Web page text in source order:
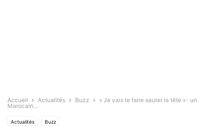
Accueil Actualités Buzz
« Je vais te faire sauter la tête » : un
Marocain...
Actualités Buzz